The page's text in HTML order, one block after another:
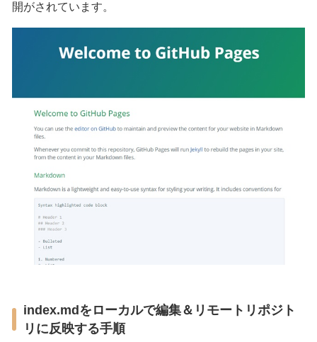
開がされています。
index.mdをローカルで編集＆リモートリポジト
リに反映する手順